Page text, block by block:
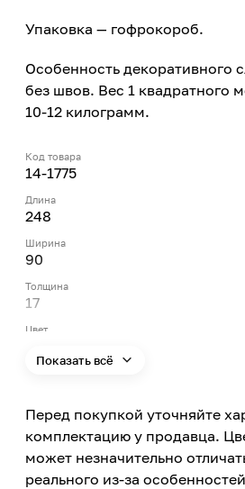
Упаковка — гофрокороб.
Особенность декоративного
без швов. Вес 1 квадратного
10-12 килограмм.
Код товара
14-1775
Длина
248
Ширина
90
Толщина
17
Цвет
Тип продукта
Камень искусственный
Внешний вид камня
Сланец
Показать всё
Перед покупкой уточняйте
комплектацию у продавца.
может незначительно
реального из-за